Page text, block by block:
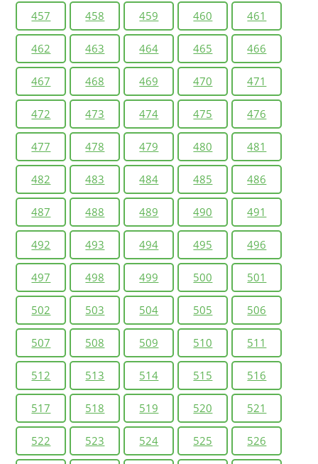
457 458 459 460 461
462 463 464 465 466
467 468 469 470 471
472 473 474 475 476
477 478 479 480 481
482 483 484 485 486
487 488 489 490 491
492 493 494 495 496
497 498 499 500 501
502 503 504 505 506
507 508 509 510 511
512 513 514 515 516
517 518 519 520 521
522 523 524 525 526